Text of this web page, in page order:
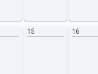
15 16